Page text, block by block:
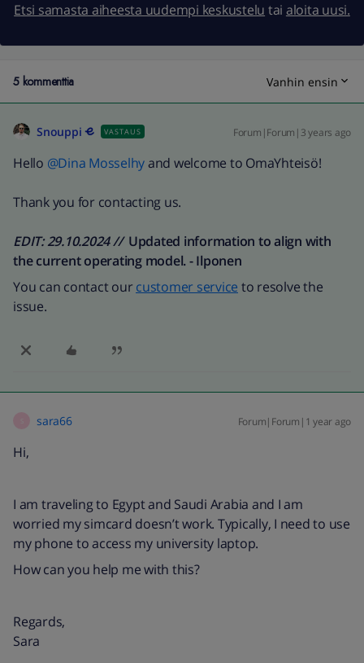
Etsi samasta aiheesta uudempi keskustelu tai aloita uusi.
5 kommenttia Vanhin ensin
Snouppi VASTAUS Forum|Forum|3 years ago
Hello @Dina Mosselhyand welcome to OmaYhteisö!
Thank you for contacting us.
EDIT: 29.10.2024 // Updated information to align with
the current operating model. - Ilponen
You can contact our customer service to resolve the
issue.
sara66 Forum|Forum|1 year ago
Hi,
I am traveling to Egypt and Saudi Arabia and I am
worried my simcard doesn’t work. Typically, I need to use
my phone to access my university laptop.
How can you help me with this?
Regards,
Sara